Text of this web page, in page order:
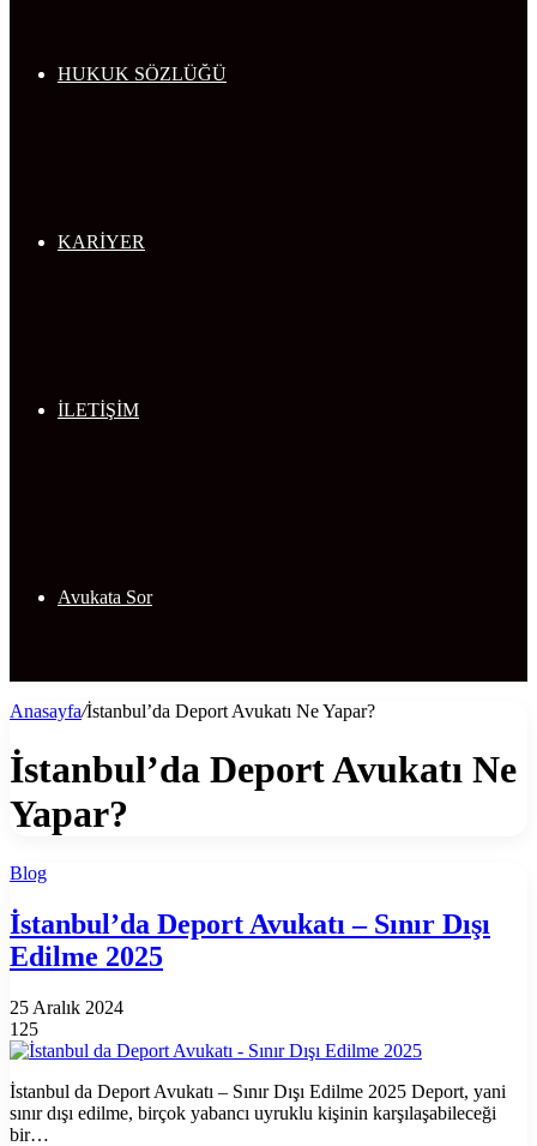
HUKUK SÖZLÜĞÜ
KARİYER
İLETİŞİM
Avukata Sor
Anasayfa/İstanbul’da Deport Avukatı Ne Yapar?
İstanbul’da Deport Avukatı Ne
Yapar?
Blog
İstanbul’da Deport Avukatı – Sınır Dışı
Edilme 2025
25 Aralık 2024
125
İstanbul da Deport Avukatı – Sınır Dışı Edilme 2025 Deport, yani
sınır dışı edilme, birçok yabancı uyruklu kişinin karşılaşabileceği
bir…